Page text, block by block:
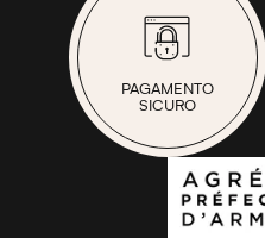
PAGAMENTO
SICURO